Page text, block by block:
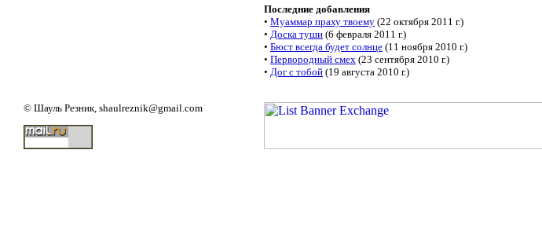
Последние добавления
• Муаммар праху твоему (22 октября 2011 г.)
• Доска туши (6 февраля 2011 г.)
• Бюст всегда будет солнце (11 ноября 2010 г.)
• Первородный смех (23 сентября 2010 г.)
• Дог с тобой (19 августа 2010 г.)
© Шауль Резник, shaulreznik@gmail.com